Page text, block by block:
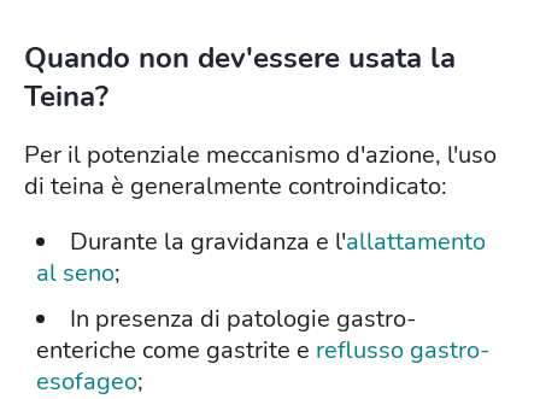
Quando non dev'essere usata la
Teina?
Per il potenziale meccanismo d'azione, l'uso
di teina è generalmente controindicato:
Durante la gravidanza e l'allattamento
al seno;
In presenza di patologie gastro-
enteriche come gastrite e reflusso gastro-
esofageo;